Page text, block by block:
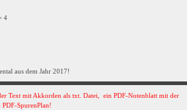
4
aus dem Jahr 2017!
Text mit Akkorden als txt. Datei, ein PDF-Notenblatt mit der
PDF-SpurenPlan!